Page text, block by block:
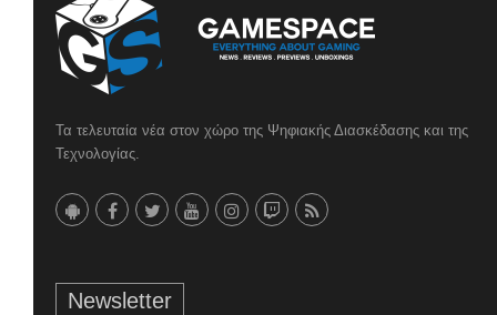
Τα τελευταία νέα στον χώρο της Ψηφιακής Διασκέδασης και της
Τεχνολογίας.
Newsletter